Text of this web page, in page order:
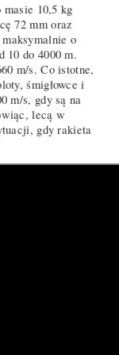
masie 10,5 kg
72 mm oraz
o
10 do 4000 m.
m/s. Co istotne,
śmigłowce i
m/s, gdy są na
lecą w
gdy rakieta